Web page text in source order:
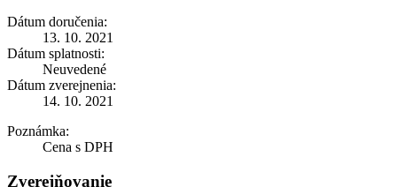
Dátum doručenia:
13. 10. 2021
Dátum splatnosti:
Neuvedené
Dátum zverejnenia:
14. 10. 2021
Poznámka:
Cena s DPH
Zverejňovanie